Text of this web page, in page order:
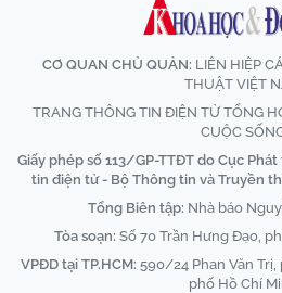
CƠ QUAN CHỦ QUẢN: LIÊN HIỆP
THUẬT VIỆT
TRANG THÔNG TIN ĐIỆN TỬ TỔNG
CUỘC
Giấy phép số 113/GP-TTĐT do Cục
tin điện tử - Bộ Thông tin và Truyền
Tổng Biên tập: Nhà báo
Tòa soạn: Số 70 Trần Hưng Đạo,
VPĐD tại TP.HCM: 590/24 Phan Văn
phố Hồ Chí